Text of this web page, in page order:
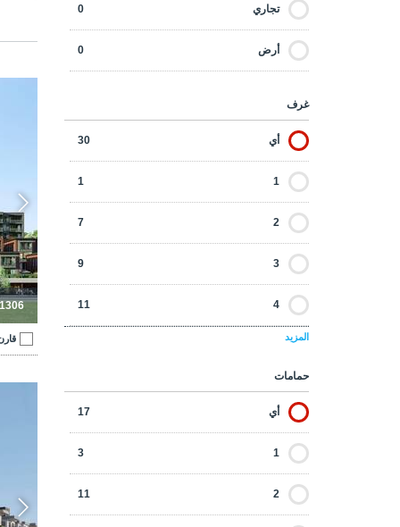
تجاري 0
أرض 0
غرف
أي 30
1
1
2
7
3
9
4
11
المزيد
حمامات
أي 17
1
3
2
11
شقق للبيع في